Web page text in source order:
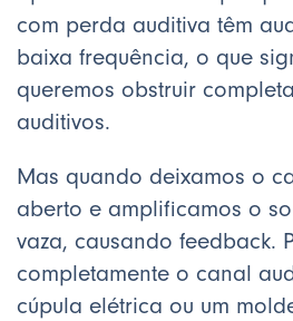
com perda auditiva têm
baixa frequência, o que
queremos obstruir
auditivos.
Mas quando deixamos o
aberto e amplificamos o
vaza, causando feedback.
completamente o canal
cúpula elétrica ou um